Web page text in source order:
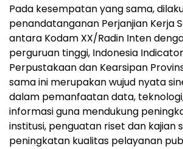
Pada kesempatan yang sama,
penandatanganan Perjanjian Kerja
antara Kodam XX/Radin Inten
perguruan tinggi, Indonesia
Perpustakaan dan Kearsipan
sama ini merupakan wujud nyata
dalam pemanfaatan data,
informasi guna mendukung
institusi, penguatan riset dan kajian
peningkatan kualitas pelayanan